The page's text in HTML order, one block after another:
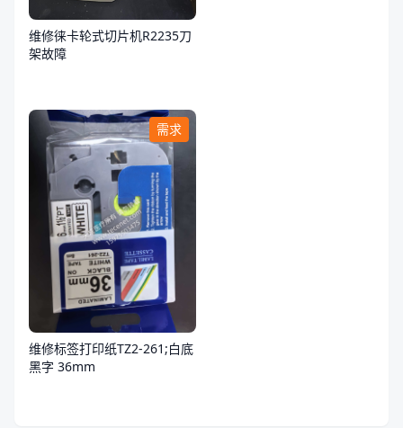
维修徕卡轮式切片机R2235刀
架故障
需求
维修标签打印纸TZ2-261;白底
黑字 36mm